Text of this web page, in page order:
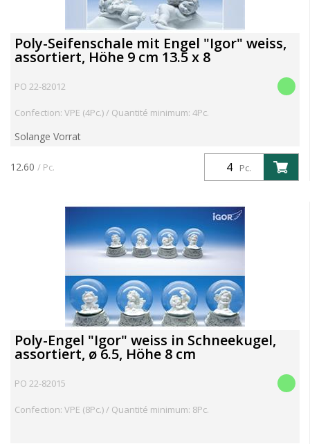
Poly-Seifenschale mit Engel "Igor" weiss,
assortiert, Höhe 9 cm 13.5 x 8
PO 22-82012
Confection: VPE (4Pc.) / Quantité minimum: 4Pc.
Solange Vorrat
Pc.
12.60 / Pc.
Poly-Engel "Igor" weiss in Schneekugel,
assortiert, ø 6.5, Höhe 8 cm
PO 22-82015
Confection: VPE (8Pc.) / Quantité minimum: 8Pc.